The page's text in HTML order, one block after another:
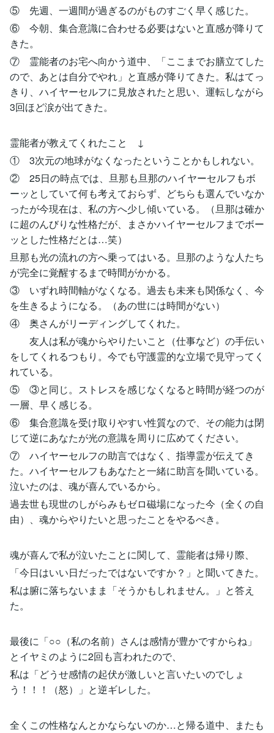
⑤ 先週、一週間が過ぎるのがものすごく早く感じた。
⑥ 今朝、集合意識に合わせる必要はないと直感が降りて
きた。
⑦ 霊能者のお宅へ向かう道中、「ここまでお膳立てした
ので、あとは自分でやれ」と直感が降りてきた。私はてっ
きり、ハイヤーセルフに見放されたと思い、運転しながら
3回ほど涙が出てきた。
霊能者が教えてくれたこと ↓
① 3次元の地球がなくなったということかもしれない。
② 25日の時点では、旦那も旦那のハイヤーセルフもボ
ーッとしていて何も考えておらず、どちらも選んでいなか
ったが今現在は、私の方へ少し傾いている。（旦那は確か
に超のんびりな性格だが、まさかハイヤーセルフまでボー
ッとした性格だとは…笑）
旦那も光の流れの方へ乗ってはいる。旦那のような人たち
が完全に覚醒するまで時間がかかる。
③ いずれ時間軸がなくなる。過去も未来も関係なく、今
を生きるようになる。（あの世には時間がない）
④ 奥さんがリーディングしてくれた。
友人は私が魂からやりたいこと（仕事など）の手伝い
をしてくれるつもり。今でも守護霊的な立場で見守ってく
れている。
⑤ ③と同じ。ストレスを感じなくなると時間が経つのが
一層、早く感じる。
⑥ 集合意識を受け取りやすい性質なので、その能力は閉
じて逆にあなたが光の意識を周りに広めてください。
⑦ ハイヤーセルフの助言ではなく、指導霊が伝えてき
た。ハイヤーセルフもあなたと一緒に助言を聞いている。
泣いたのは、魂が喜んでいるから。
過去世も現世のしがらみもゼロ磁場になった今（全くの自
由）、魂からやりたいと思ったことをやるべき。
魂が喜んで私が泣いたことに関して、霊能者は帰り際、
「今日はいい日だったではないですか？」と聞いてきた。
私は腑に落ちないまま「そうかもしれません。」と答え
た。
最後に「○○（私の名前）さんは感情が豊かですからね」
とイヤミのように2回も言われたので、
私は「どうせ感情の起伏が激しいと言いたいのでしょ
う！！！（怒）」と逆ギレした。
全くこの性格なんとかならないのか…と帰る道中、またも